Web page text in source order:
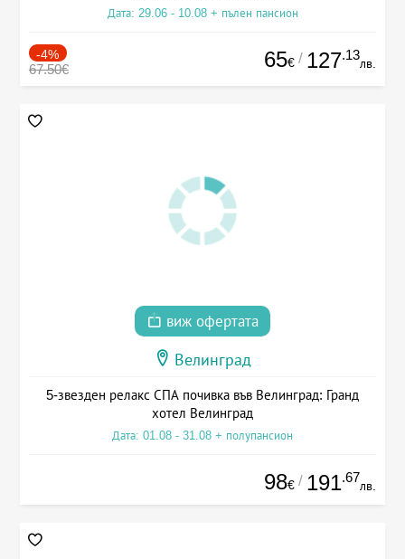
Дата: 29.06 - 10.08 + пълен пансион
-4%
67.50€ 65€ / 127.13
лв.
виж офертата
Велинград
5-звезден релакс СПА почивка във Велинград: Гранд
хотел Велинград
Дата: 01.08 - 31.08 + полупансион
98€ / 191.67
лв.